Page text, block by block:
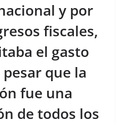
y por
fiscales,
el gasto
que la
fue una
de todos los